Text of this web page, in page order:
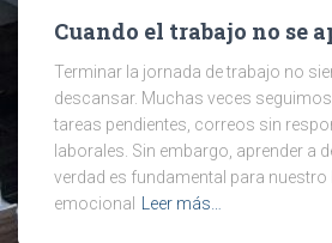
Cuando el trabajo no se
Terminar la jornada de trabajo no
descansar. Muchas veces
tareas pendientes, correos sin
laborales. Sin embargo, aprender a
verdad es fundamental para nuestro
emocional
Leer más…